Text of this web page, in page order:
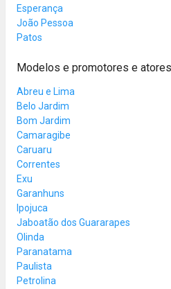
Esperança
João Pessoa
Patos
Modelos e promotores e
Abreu e Lima
Belo Jardim
Bom Jardim
Camaragibe
Caruaru
Correntes
Exu
Garanhuns
Ipojuca
Jaboatão dos Guararapes
Olinda
Paranatama
Paulista
Petrolina